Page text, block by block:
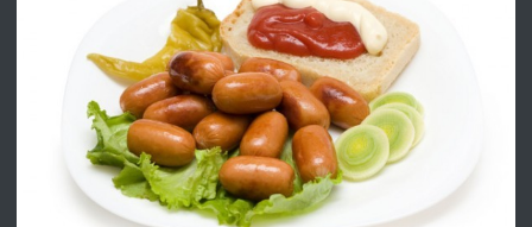
преди 2 години
УДЪЛЖАВАНЕ НА ЧОВЕШКИЯТ
ЖИВОТ И ПОДОБРЯВАНЕ НА
НЕГОВОТО КАЧЕСТВО
преди 2 години